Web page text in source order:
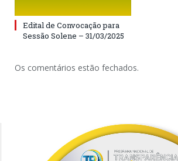
Edital de Convocação para
Sessão Solene – 31/03/2025
Os comentários estão fechados.